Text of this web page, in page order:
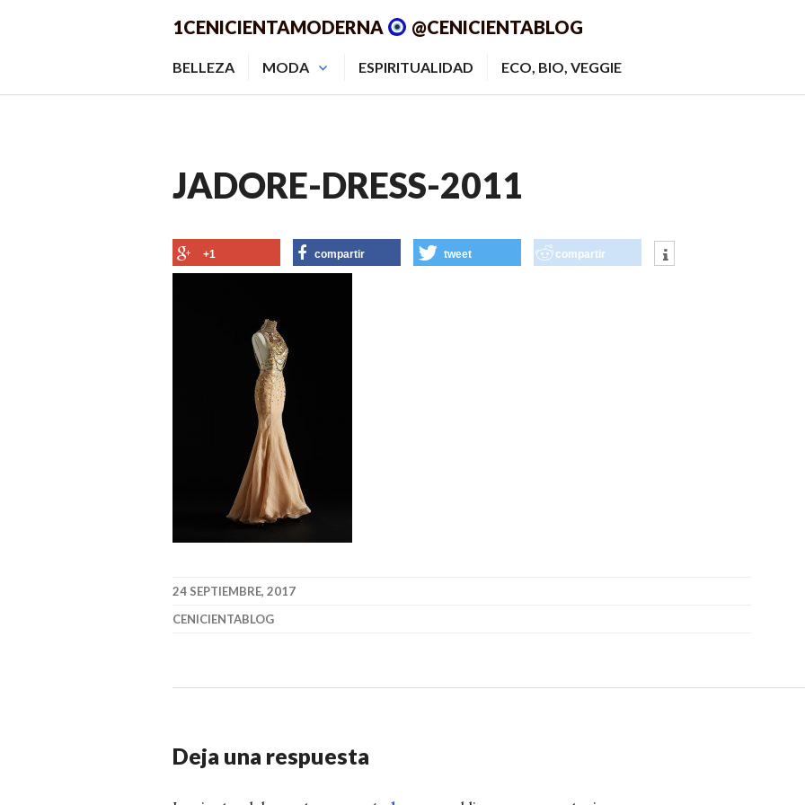
1CENICIENTAMODERNA @CENICIENTABLOG
BELLEZA MODA ESPIRITUALIDAD ECO, BIO, VEGGIE
JADORE-DRESS-2011
+1 compartir tweet compartir
24 SEPTIEMBRE, 2017
CENICIENTABLOG
Deja una respuesta